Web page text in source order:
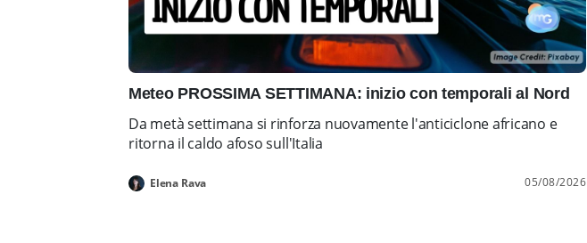
Meteo PROSSIMA SETTIMANA: inizio con temporali al Nord
Da metà settimana si rinforza nuovamente l'anticiclone africano e
ritorna il caldo afoso sull'Italia
Elena Rava 05/08/2026